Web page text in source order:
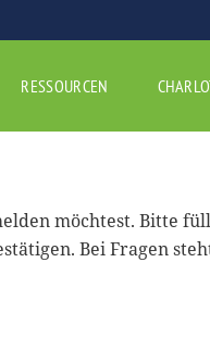
RESSOURCEN
möchtest. Bitte
Bei Fragen